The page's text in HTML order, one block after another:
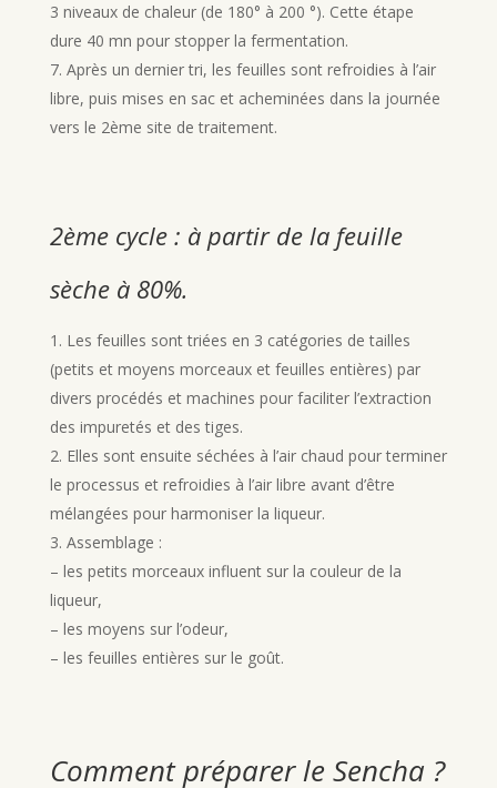
3 niveaux de chaleur (de 180° à 200 °). Cette étape
dure 40 mn pour stopper la fermentation.
Après un dernier tri, les feuilles sont refroidies à l’air
libre, puis mises en sac et acheminées dans la journée
vers le 2ème site de traitement.
2ème cycle : à partir de la feuille
sèche à 80%.
Les feuilles sont triées en 3 catégories de tailles
(petits et moyens morceaux et feuilles entières) par
divers procédés et machines pour faciliter l’extraction
des impuretés et des tiges.
Elles sont ensuite séchées à l’air chaud pour terminer
le processus et refroidies à l’air libre avant d’être
mélangées pour harmoniser la liqueur.
Assemblage :
– les petits morceaux influent sur la couleur de la
liqueur,
– les moyens sur l’odeur,
– les feuilles entières sur le goût.
Comment préparer le Sencha ?